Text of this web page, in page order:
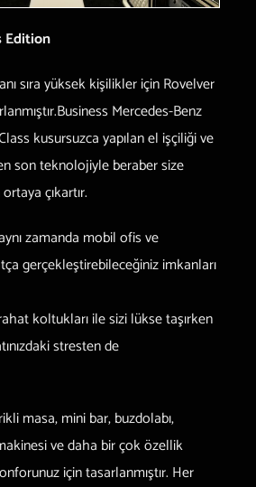
Edition
sıra yüksek kişilikler için Rovelver
Mercedes-Benz
kusursuzca yapılan el işçiliği ve
son teknolojiyle beraber size
çıkartır.
zamanda mobil ofis ve
gerçekleştirebileceğiniz imkanları
koltukları ile sizi lükse taşırken
stresten de
masa, mini bar, buzdolabı,
ve daha bir çok özellik
için tasarlanmıştır. Her